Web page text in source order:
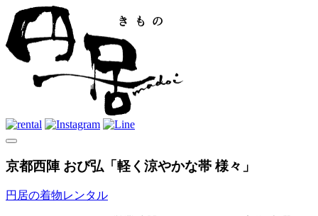
京都西陣 おび弘「軽く涼やかな帯 様々」
円居の着物レンタル